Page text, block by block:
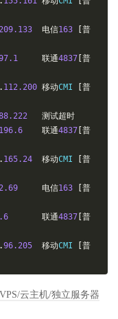
电信163
[普
联通4837 [普
. 112.200 移动CMI
[普
测试超时
196.6 联通4837 [普
. 165.24 移动CMI
[普
电信163
[普
联通4837 [普
.96.205 移动CMI
[普
云主机/独立服务器